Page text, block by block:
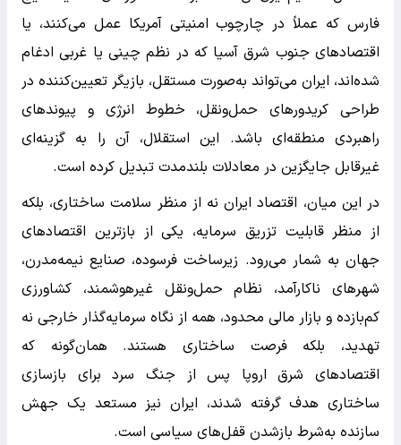
فارس که عملاً در چارچوب امنیتی آمریکا عمل می‌کنند، یا
اقتصادهای جنوب شرق آسیا که در نظم چینی یا غربی ادغام
شده‌اند، ایران می‌تواند به‌صورت مستقل، بازیگر تعیین‌کننده در
طراحی کریدورهای حمل‌ونقل، خطوط انرژی و پیوندهای
راهبردی منطقه‌ای باشد. این استقلال، آن را به گزینه‌ای
غیرقابل جایگزین در معادلات بلندمدت تبدیل کرده است.
در این میان، اقتصاد ایران نه از منظر سلامت ساختاری، بلکه
از منظر قابلیت تزریق سرمایه، یکی از بازترین اقتصادهای
جهان به شمار می‌رود. زیرساخت فرسوده، صنایع نیمه‌مدرن،
شهرهای ناکارآمد، نظام حمل‌ونقل غیرهوشمند، کشاورزی
کم‌بازده و بازار مالی محدود، همه از نگاه سرمایه‌گذار خارجی نه
تهدید، بلکه فرصت ساختاری هستند. همان‌گونه که
اقتصادهای شرق اروپا پس از جنگ سرد برای بازسازی
ساختاری هدف گرفته شدند، ایران نیز مستعد یک جهش
سازنده به‌شرط بازشدن قفل‌های سیاسی است.